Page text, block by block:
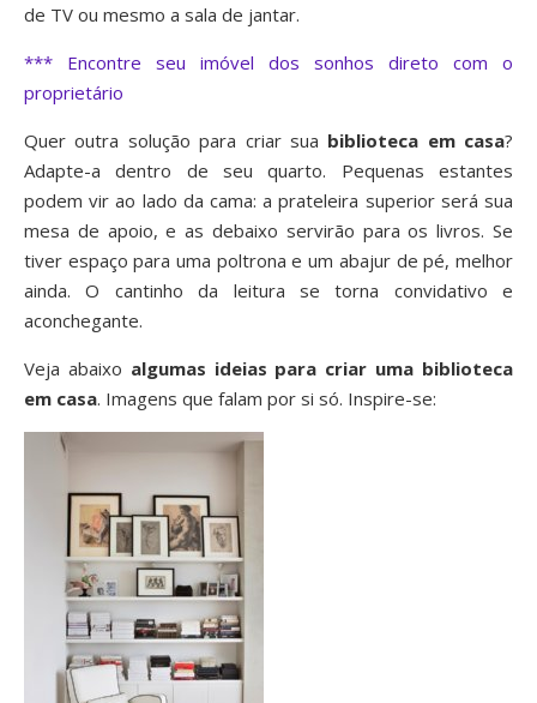
de TV ou mesmo a sala de jantar.
*** Encontre seu imóvel dos sonhos direto com o
proprietário
Quer outra solução para criar sua biblioteca em casa?
Adapte-a dentro de seu quarto. Pequenas estantes
podem vir ao lado da cama: a prateleira superior será sua
mesa de apoio, e as debaixo servirão para os livros. Se
tiver espaço para uma poltrona e um abajur de pé, melhor
ainda. O cantinho da leitura se torna convidativo e
aconchegante.
Veja abaixo algumas ideias para criar uma biblioteca
em casa. Imagens que falam por si só. Inspire-se: